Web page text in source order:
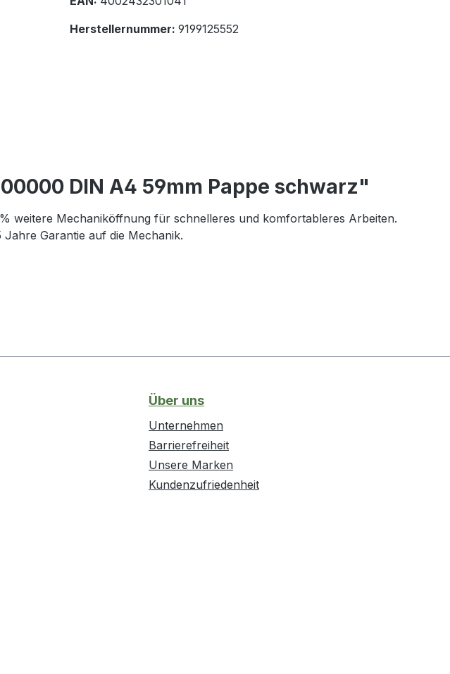
Herstellernummer: 9199125552
DIN A4 59mm Pappe schwarz"
weitere Mechaniköffnung für schnelleres und komfortableres Arbeiten.
Garantie auf die Mechanik.
Über uns
Unternehmen
Barrierefreiheit
Unsere Marken
Kundenzufriedenheit